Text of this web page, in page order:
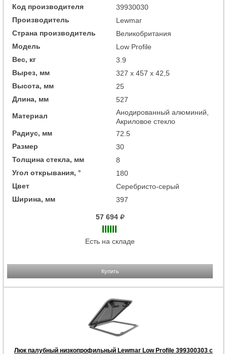
Код производителя
39930030
Производитель
Lewmar
Страна производитель
Великобритания
Модель
Low Profile
Вес, кг
3.9
Вырез, мм
327 x 457 x 42,5
Высота, мм
25
Длина, мм
527
Материал
Анодированный алюминий,
Акриловое стекло
Радиус, мм
72.5
Размер
30
Толщина стекла, мм
8
Угол открывания, °
180
Цвет
Серебристо-серый
Ширина, мм
397
57 694
Есть на складе
Купить
Люк палубный низкопрофильный Lewmar Low Profile 399300303 с